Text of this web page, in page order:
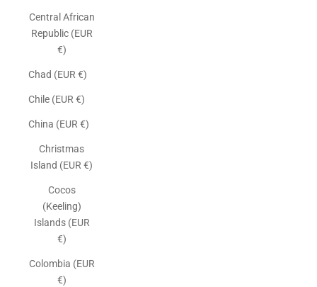
Central African
Republic (EUR
€)
Chad (EUR €)
Chile (EUR €)
China (EUR €)
Christmas
Island (EUR €)
Cocos
(Keeling)
Islands (EUR
€)
Colombia (EUR
€)